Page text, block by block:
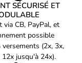
inoxydable
supérieure
en plastique
SÉCURISÉ ET
via CB, PayPal, et
possible
(2x, 3x,
12x jusqu'à 24x).